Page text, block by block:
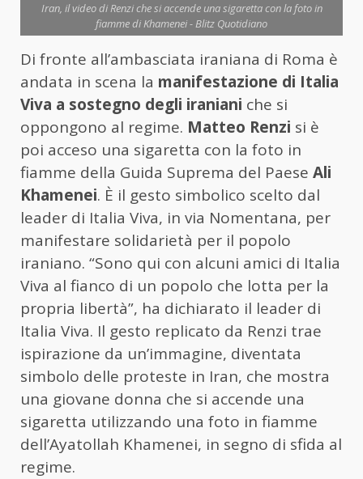
Iran, il video di Renzi che si accende una sigaretta con la foto in
fiamme di Khamenei - Blitz Quotidiano
Di fronte all’ambasciata iraniana di Roma è
andata in scena la manifestazione di Italia
Viva a sostegno degli iraniani che si
oppongono al regime. Matteo Renzi si è
poi acceso una sigaretta con la foto in
fiamme della Guida Suprema del Paese Ali
Khamenei. È il gesto simbolico scelto dal
leader di Italia Viva, in via Nomentana, per
manifestare solidarietà per il popolo
iraniano. “Sono qui con alcuni amici di Italia
Viva al fianco di un popolo che lotta per la
propria libertà”, ha dichiarato il leader di
Italia Viva. Il gesto replicato da Renzi trae
ispirazione da un’immagine, diventata
simbolo delle proteste in Iran, che mostra
una giovane donna che si accende una
sigaretta utilizzando una foto in fiamme
dell’Ayatollah Khamenei, in segno di sfida al
regime.